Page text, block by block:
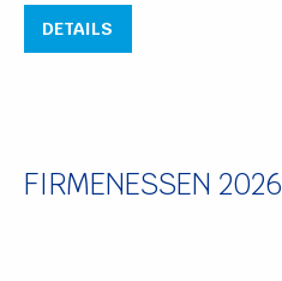
DETAILS
FIRMENESSEN 2026